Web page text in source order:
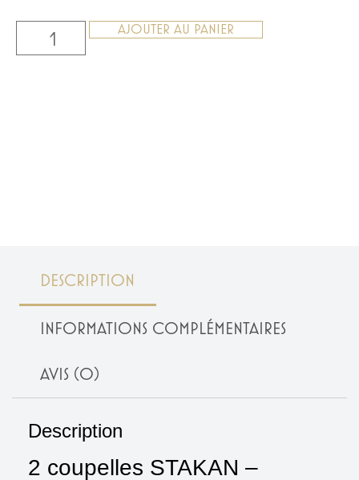
AJOUTER AU PANIER
DESCRIPTION
INFORMATIONS COMPLÉMENTAIRES
AVIS (0)
Description
2 coupelles STAKAN –